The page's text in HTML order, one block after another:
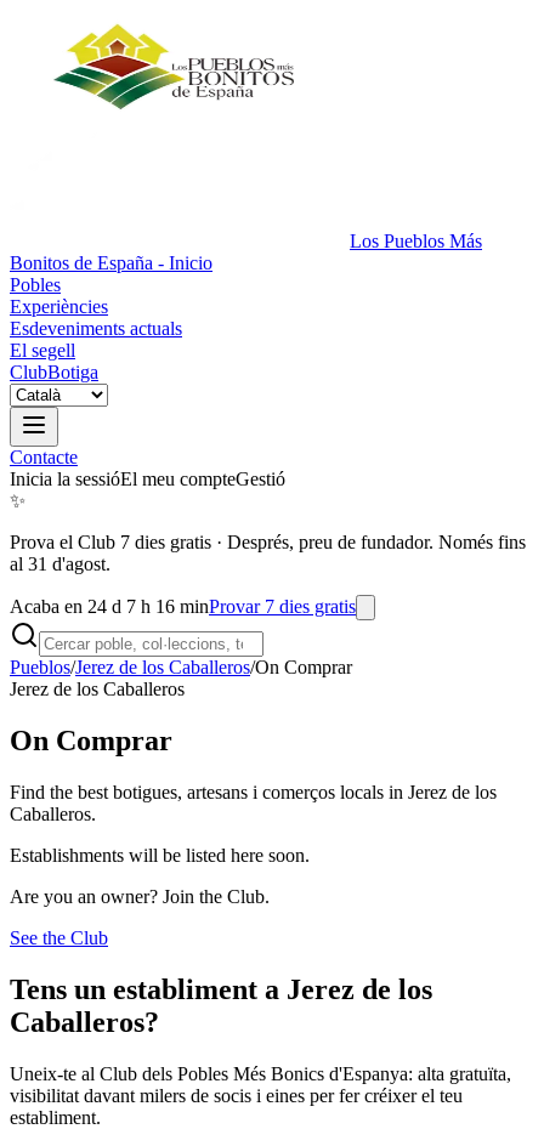
Los Pueblos Más
Bonitos de España - Inicio
Pobles
Experiències
Esdeveniments actuals
El segell
ClubBotiga
Contacte
Inicia la sessióEl meu compteGestió
✨
Prova el Club 7 dies gratis · Després, preu de fundador. Només fins
al 31 d'agost.
Acaba en 24 d 7 h 16 minProvar 7 dies gratis
Pueblos/Jerez de los Caballeros/On Comprar
Jerez de los Caballeros
On Comprar
Find the best botigues, artesans i comerços locals in Jerez de los
Caballeros.
Establishments will be listed here soon.
Are you an owner? Join the Club.
See the Club
Tens un establiment a Jerez de los
Caballeros?
Uneix-te al Club dels Pobles Més Bonics d'Espanya: alta gratuïta,
visibilitat davant milers de socis i eines per fer créixer el teu
establiment.